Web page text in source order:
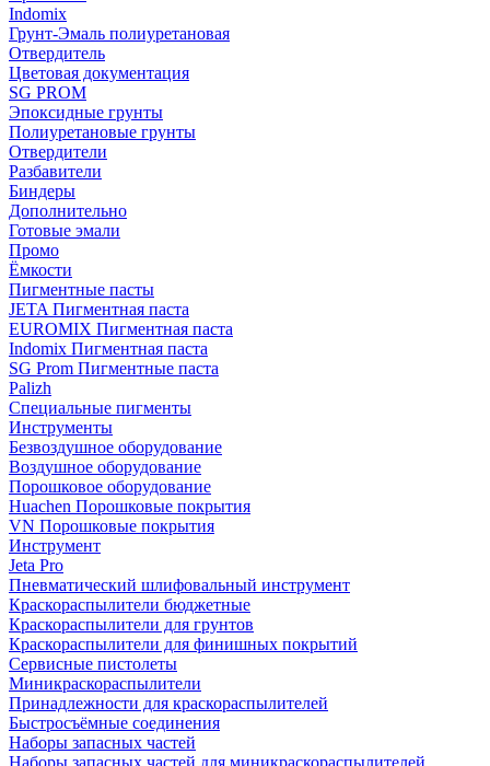
Indomix
Грунт-Эмаль полиуретановая
Отвердитель
Цветовая документация
SG PROM
Эпоксидные грунты
Полиуретановые грунты
Отвердители
Разбавители
Биндеры
Дополнительно
Готовые эмали
Промо
Ёмкости
Пигментные пасты
JETA Пигментная паста
EUROMIX Пигментная паста
Indomix Пигментная паста
SG Prom Пигментные паста
Palizh
Специальные пигменты
Инструменты
Безвоздушное оборудование
Воздушное оборудование
Порошковое оборудование
Huachen Порошковые покрытия
VN Порошковые покрытия
Инструмент
Jeta Pro
Пневматический шлифовальный инструмент
Краскораспылители бюджетные
Краскораспылители для грунтов
Краскораспылители для финишных покрытий
Сервисные пистолеты
Миникраскораспылители
Принадлежности для краскораспылителей
Быстросъёмные соединения
Наборы запасных частей
Наборы запасных частей для миникраскораспылителей